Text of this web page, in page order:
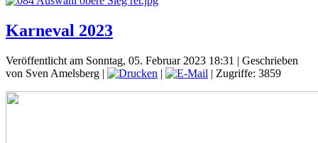
Karneval 2023
Veröffentlicht am Sonntag, 05. Februar 2023 18:31 | Geschrieben
von Sven Amelsberg | | | Zugriffe: 3859